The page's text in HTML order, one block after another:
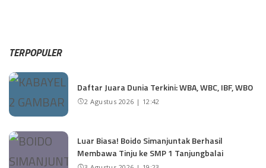
TERPOPULER
Daftar Juara Dunia Terkini: WBA, WBC, IBF, WBO
2 Agustus 2026 | 12:42
Luar Biasa! Boido Simanjuntak Berhasil
Membawa Tinju ke SMP 1 Tanjungbalai